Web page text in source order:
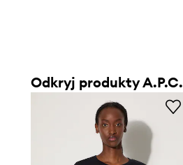
Odkryj produkty A.P.C.